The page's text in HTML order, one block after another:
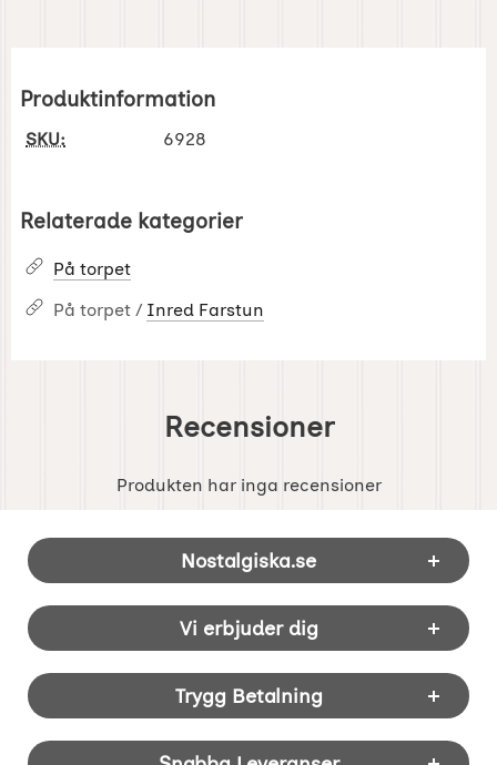
Produktinformation
SKU: 6928
Relaterade kategorier
På torpet
På torpet / Inred Farstun
Recensioner
Produkten har inga recensioner
Sidfot Blandad info och länkar
Nostalgiska.se
Vi erbjuder dig
Trygg Betalning